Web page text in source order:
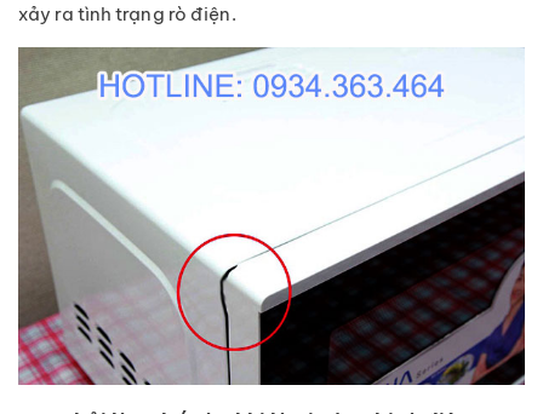
xảy ra tình trạng rò điện.